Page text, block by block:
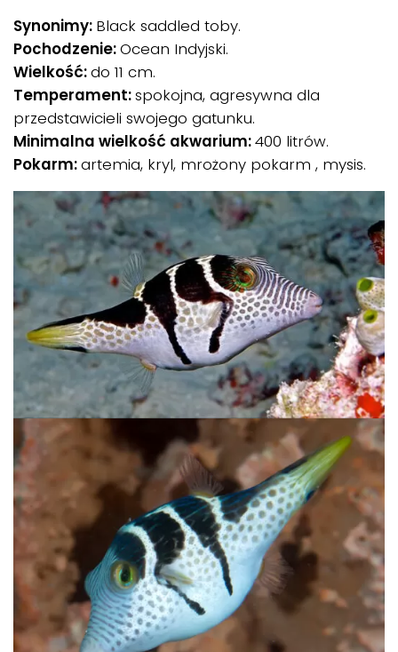
Synonimy: Black saddled toby.
Pochodzenie:Ocean Indyjski.
Wielkość:do 11 cm.
Temperament:spokojna, agresywna dla
przedstawicieli swojego gatunku.
Minimalna wielkość akwarium:400 litrów.
Pokarm:artemia, kryl, mrożony pokarm , mysis.